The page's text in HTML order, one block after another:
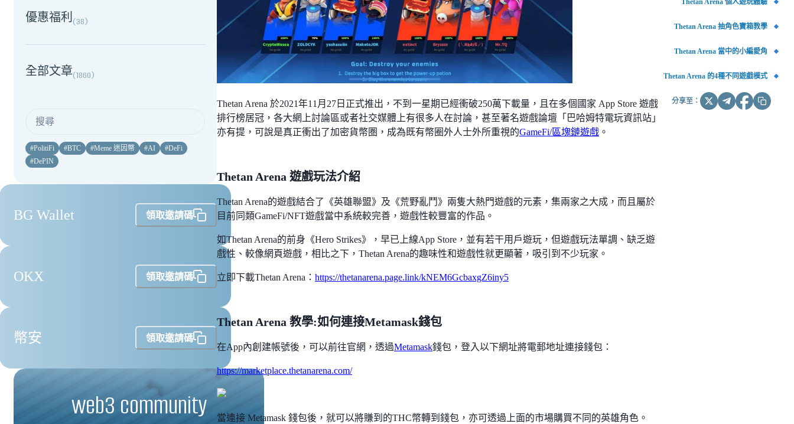
優惠福利(38)
全部文章(1860)
#PolitiFi #BTC #Meme 迷因幣 #AI #DeFi
#DePIN
BG Wallet 領取邀請碼
OKX 領取邀請碼
幣安 領取邀請碼
web3 community
Thetan Arena 於2021年11月27日正式推出，不到一星期已經衝破250萬下載量，且在多個國家 App Store 遊戲
排行榜居冠，各大網上討論區或者社交媒體上有很多人在討論，甚至著名遊戲論壇「巴哈姆特電玩資訊站」
亦有提，可說是真正衝出了加密貨幣圏，成為既有幣圈外人士外所重視的GameFi/區塊鏈遊戲 。
Thetan Arena 遊戲玩法介紹
Thetan Arena的遊戲結合了《英雄聯盟》及《荒野亂鬥》兩隻大熱門遊戲的元素，集兩家之大成，而且屬於
目前同類GameFi/NFT遊戲當中系統較完善，遊戲性較豐富的作品。
如Thetan Arena的前身《Hero Strikes》，早已上線App Store，並有若干用戶遊玩，但遊戲玩法單調、缺乏遊
戲性、較像網頁遊戲，相比之下，Thetan Arena的趣味性和遊戲性就更顯著，吸引到不少玩家。
立即下載Thetan Arena： https://thetanarena.page.link/kNEM6GcbaxgZ6iny5
Thetan Arena 教學:如何連接Metamask錢包
在App內創建帳號後，可以前往官網，透過Metamask錢包，登入以下網址將電郵地址連接錢包：
https://marketplace.thetanarena.com/
當連接 Metamask 錢包後，就可以將賺到的THC幣轉到錢包，亦可透過上面的市場購買不同的英雄角色。
Thetan Arena 個人遊玩體驗
Thetan Arena 抽角色寶箱教學
Thetan Arena 當中的小編愛角
Thetan Arena 的4種不同遊戲模式
分享至：